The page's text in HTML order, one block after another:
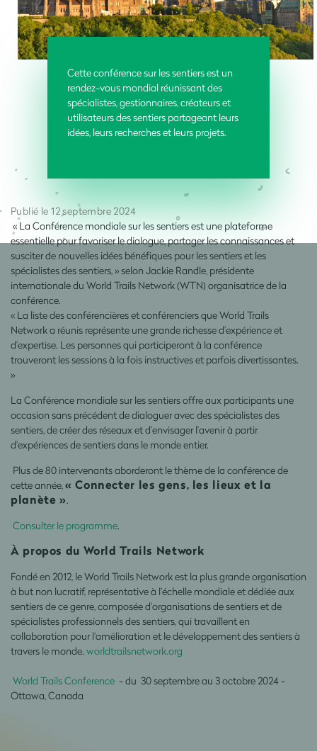
Cette conférence sur les sentiers est un
rendez-vous mondial réunissant des
spécialistes, gestionnaires, créateurs et
utilisateurs des sentiers partageant leurs
idées, leurs recherches et leurs projets.
Publié le 12 septembre 2024
« La Conférence mondiale sur les sentiers est une plateforme
essentielle pour favoriser le dialogue, partager les connaissances et
susciter de nouvelles idées bénéfiques pour les sentiers et les
spécialistes des sentiers, » selon Jackie Randle, présidente
internationale du World Trails Network (WTN) organisatrice de la
conférence.
« La liste des conférencières et conférenciers que World Trails
Network a réunis représente une grande richesse d’expérience et
d’expertise. Les personnes qui participeront à la conférence
trouveront les sessions à la fois instructives et parfois divertissantes.
»
La Conférence mondiale sur les sentiers offre aux participants une
occasion sans précédent de dialoguer avec des spécialistes des
sentiers, de créer des réseaux et d’envisager l’avenir à partir
d'expériences de sentiers dans le monde entier.
Plus de 80 intervenants aborderont le thème de la conférence de
cette année,« Connecter les gens, les lieux et la
planète ».
Consulter le programme.
À propos du World Trails Network
Fondé en 2012, le World Trails Network est la plus grande organisation
à but non lucratif, représentative à l'échelle mondiale et dédiée aux
sentiers de ce genre, composée d'organisations de sentiers et de
spécialistes professionnels des sentiers, qui travaillent en
collaboration pour l'amélioration et le développement des sentiers à
travers le monde. worldtrailsnetwork.org
World Trails Conference - du 30 septembre au 3 octobre 2024 -
Ottawa, Canada